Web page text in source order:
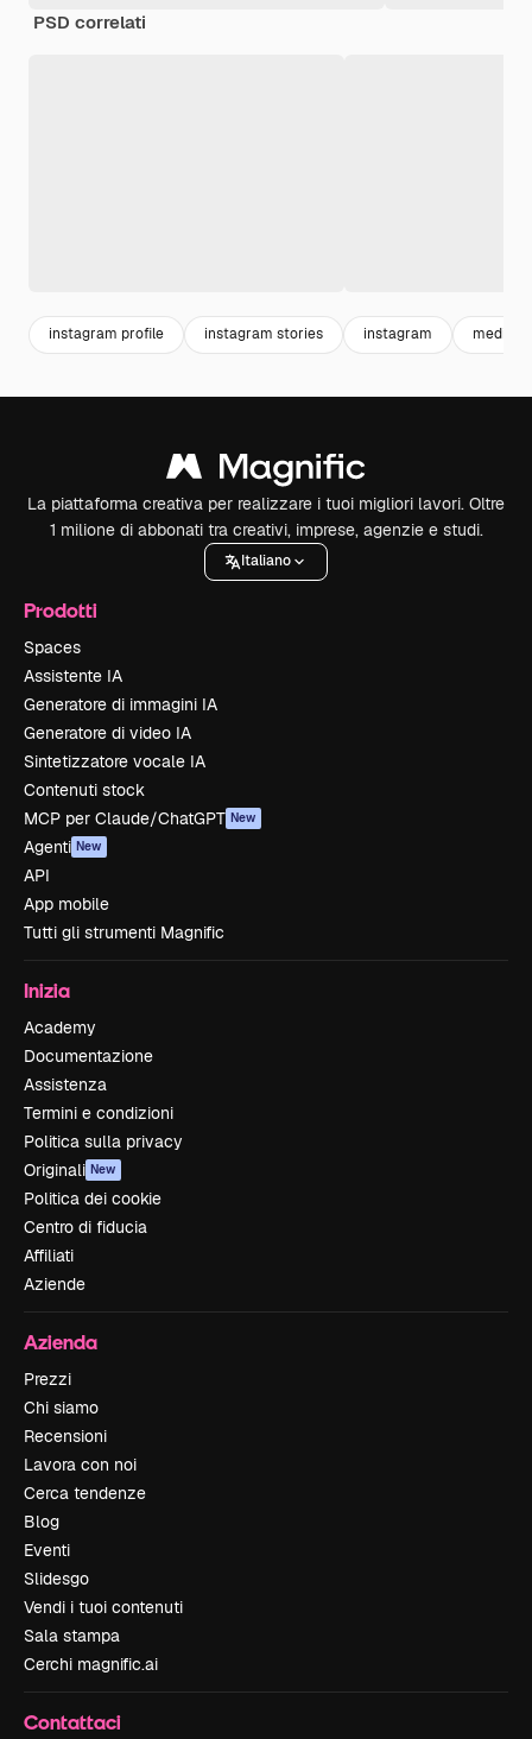
PSD correlati
instagram profile instagram stories instagram media
La piattaforma creativa per realizzare i tuoi migliori lavori. Oltre
1 milione di abbonati tra creativi, imprese, agenzie e studi.
Italiano
Prodotti
Spaces
Assistente IA
Generatore di immagini IA
Generatore di video IA
Sintetizzatore vocale IA
Contenuti stock
MCP per Claude/ChatGPT New
Agenti New
API
App mobile
Tutti gli strumenti Magnific
Inizia
Academy
Documentazione
Assistenza
Termini e condizioni
Politica sulla privacy
Originali New
Politica dei cookie
Centro di fiducia
Affiliati
Aziende
Azienda
Prezzi
Chi siamo
Recensioni
Lavora con noi
Cerca tendenze
Blog
Eventi
Slidesgo
Vendi i tuoi contenuti
Sala stampa
Cerchi magnific.ai
Contattaci